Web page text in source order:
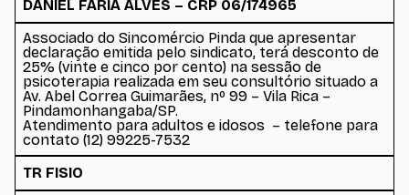
DANIEL FARIA ALVES – CRP 06/174965
Associado do Sincomércio Pinda que apresentar
declaração emitida pelo sindicato, terá desconto de
25% (vinte e cinco por cento) na sessão de
psicoterapia realizada em seu consultório situado a
Av. Abel Correa Guimarães, nº 99 – Vila Rica –
Pindamonhangaba/SP.
Atendimento para adultos e idosos – telefone para
contato (12) 99225-7532
TR FISIO